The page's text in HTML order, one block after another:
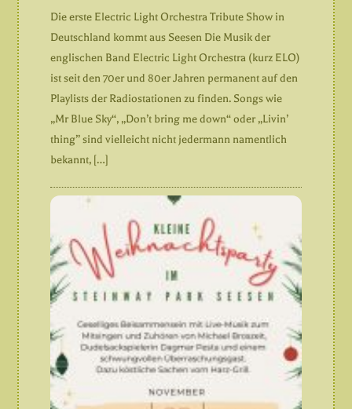
Die erste Electric Light Orchestra Tribute Show in
Deutschland kommt aus Seesen Die Musik der
englischen Band Electric Light Orchestra (kurz ELO)
ist seit den 70er und 80er Jahren permanent auf den
Playlists der Radiostationen zu finden. Songs wie
„Mr Blue Sky“, „Don’t bring me down“ oder „Livin’
thing” sind vielleicht nicht jedermann namentlich
bekannt, […]